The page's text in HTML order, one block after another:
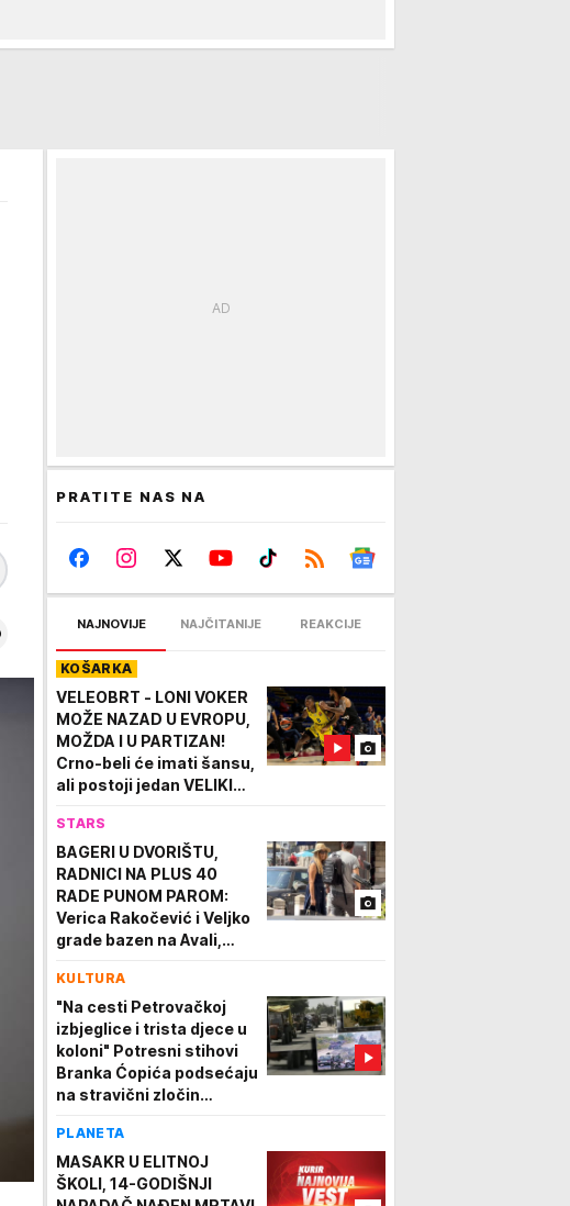
PRATITE NAS NA
NAJNOVIJE NAJČITANIJE REAKCIJE
KOŠARKA
VELEOBRT - LONI VOKER
MOŽE NAZAD U EVROPU,
MOŽDA I U PARTIZAN!
Crno-beli će imati šansu,
ali postoji jedan VELIKI
STARS
BAGERI U DVORIŠTU,
RADNICI NA PLUS 40
RADE PUNOM PAROM:
Verica Rakočević i Veljko
grade bazen na Avali,
KULTURA
"Na cesti Petrovačkoj
izbjeglice i trista djece u
koloni" Potresni stihovi
Branka Ćopića podsećaju
na stravični zločin
ukrali..."
PLANETA
MASAKR U ELITNOJ
ŠKOLI, 14-GODIŠNJI